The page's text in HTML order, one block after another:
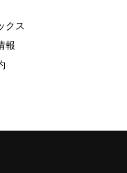
クス
報